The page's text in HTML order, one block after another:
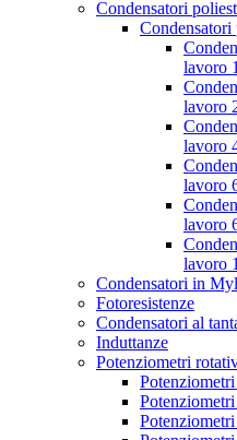
Condensatori
lavoro
lavoro
lavoro
lavoro
lavoro
lavoro
Condensatori in
Fotoresistenze
Condensatori al
Induttanze
Potenziometri